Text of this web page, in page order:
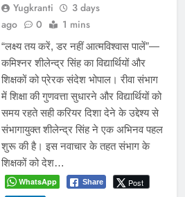
Yugkranti
3 days
ago
0 1 mins
“लक्ष्य तय करें, डर नहीं आत्मविश्वास पालें”—
कमिश्नर शीलेन्द्र सिंह का विद्यार्थियों और
शिक्षकों को प्रेरक संदेश भोपाल। रीवा संभाग
में शिक्षा की गुणवत्ता सुधारने और विद्यार्थियों को
समय रहते सही करियर दिशा देने के उद्देश्य से
संभागायुक्त शीलेन्द्र सिंह ने एक अभिनव पहल
शुरू की है। इस नवाचार के तहत संभाग के
शिक्षकों को देश…
WhatsApp Share Post